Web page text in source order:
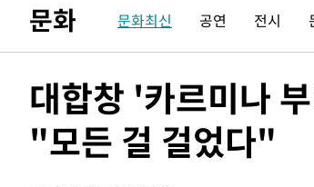
51초 전 >
낮 최고 35도 '무더위'…동해안 시간당 30
13분 전 >[속보]이강인 "감독님이 원하는 마음 느꼈
33분 전 >온열질환 사망자 3명 늘어…누적 환자
2시간 전 > 강릉에 시간당 81.4㎜ 물폭탄…도로 잠기고
3시간 전 >백운산서 80년근 천종산삼 9뿌리 발견…감
문화 문화최신 공연 전시
대합창 '카르미나
"모든 걸 걸었다"